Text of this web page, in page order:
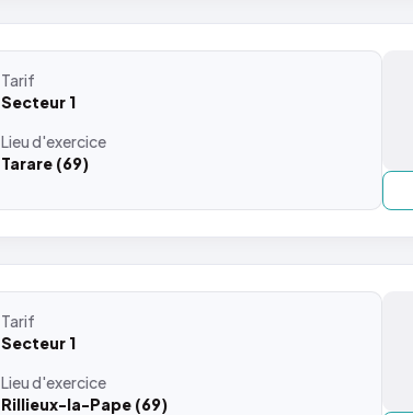
Tarif
Secteur 1
Lieud'exercice
Tarare (69)
Tarif
Secteur 1
Lieud'exercice
Rillieux-la-Pape (69)